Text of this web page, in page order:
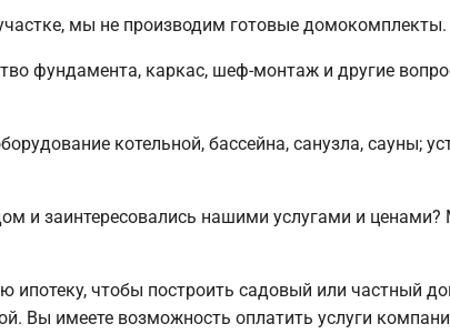
мы не производим готовые домокомплекты.
фундамента, каркас, шеф-монтаж и другие
котельной, бассейна, санузла, сауны;
и заинтересовались нашими услугами и
чтобы построить садовый или частный
Вы имеете возможность оплатить услуги